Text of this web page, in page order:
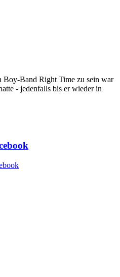
Boy-Band Right Time zu sein war
- jedenfalls bis er wieder in